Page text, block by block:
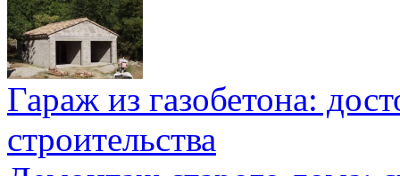
Гараж из газобетона:
строительства